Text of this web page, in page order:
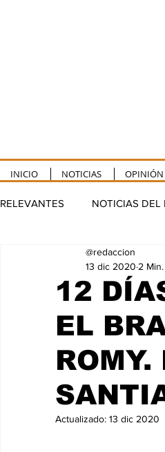
INICIO NOTICIAS OPINIÓN
RELEVANTES NOTICIAS DEL
PUERTO
CHETUMAL
12
EL
@redaccion
13 dic 2020 2
Actualizado: 13 dic 2020